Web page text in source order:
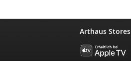
Arthaus Stores